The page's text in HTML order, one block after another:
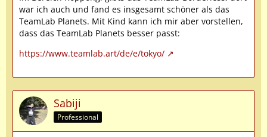
war ich auch und fand es insgesamt schöner als das
TeamLab Planets. Mit Kind kann ich mir aber vorstellen,
dass das TeamLab Planets besser passt:
https://www.teamlab.art/de/e/tokyo/
Sabiji
Professional